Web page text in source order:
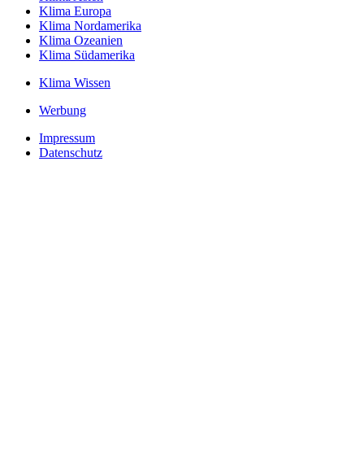
Klima Europa
Klima Nordamerika
Klima Ozeanien
Klima Südamerika
Klima Wissen
Werbung
Impressum
Datenschutz